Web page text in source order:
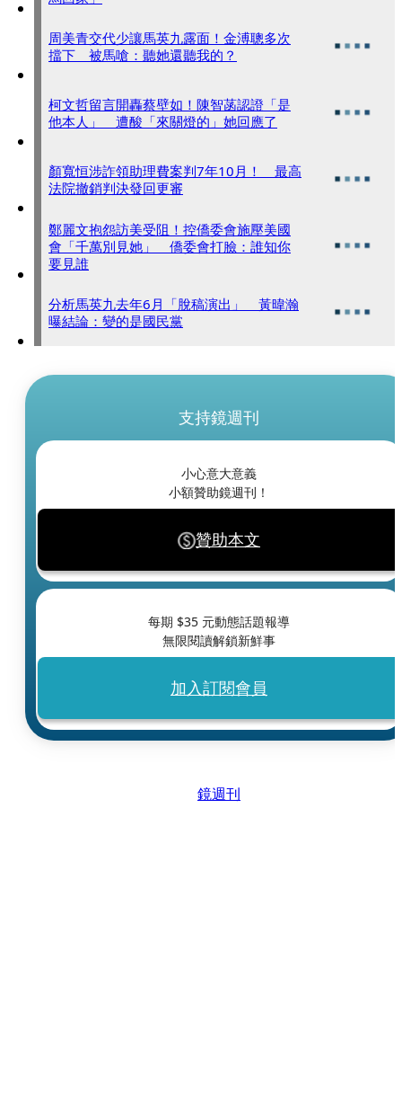
周美青交代少讓馬英九露面！金溥聰多次
擋下 被馬嗆：聽她還聽我的？
柯文哲留言開轟蔡壁如！陳智菡認證「是
他本人」 遭酸「來關燈的」她回應了
顏寬恒涉詐領助理費案判7年10月！ 最高
法院撤銷判決發回更審
鄭麗文抱怨訪美受阻！控僑委會施壓美國
會「千萬別見她」 僑委會打臉：誰知你
要見誰
分析馬英九去年6月「脫稿演出」 黃暐瀚
曝結論：變的是國民黨
支持鏡週刊
小心意大意義
小額贊助鏡週刊！
贊助本文
每期 $35 元動態話題報導
無限閱讀解鎖新鮮事
加入訂閱會員
鏡週刊